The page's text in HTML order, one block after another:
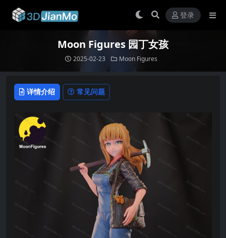
登录
Moon Figures 园丁女孩
2025-02-23 Moon Figures
详情介绍 常见问题